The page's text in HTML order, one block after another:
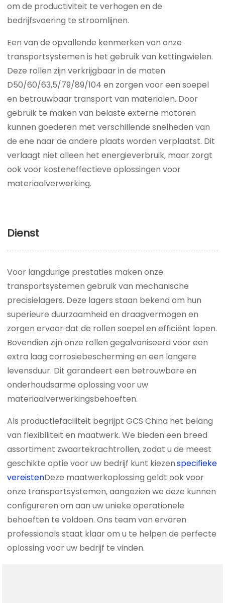
om de productiviteit te verhogen en de
bedrijfsvoering te stroomlijnen.
Een van de opvallende kenmerken van onze
transportsystemen is het gebruik van kettingwielen.
Deze rollen zijn verkrijgbaar in de maten
D50/60/63,5/79/89/104 en zorgen voor een soepel
en betrouwbaar transport van materialen. Door
gebruik te maken van belaste externe motoren
kunnen goederen met verschillende snelheden van
de ene naar de andere plaats worden verplaatst. Dit
verlaagt niet alleen het energieverbruik, maar zorgt
ook voor kosteneffectieve oplossingen voor
materiaalverwerking.
Dienst
Voor langdurige prestaties maken onze
transportsystemen gebruik van mechanische
precisielagers. Deze lagers staan ​​bekend om hun
superieure duurzaamheid en draagvermogen en
zorgen ervoor dat de rollen soepel en efficiënt lopen.
Bovendien zijn onze rollen gegalvaniseerd voor een
extra laag corrosiebescherming en een langere
levensduur. Dit garandeert een betrouwbare en
onderhoudsarme oplossing voor uw
materiaalverwerkingsbehoeften.
Als productiefaciliteit begrijpt GCS China het belang
van flexibiliteit en maatwerk. We bieden een breed
assortiment zwaartekrachtrollen, zodat u de meest
geschikte optie voor uw bedrijf kunt kiezen.specifieke
vereistenDeze maatwerkoplossing geldt ook voor
onze transportsystemen, aangezien we deze kunnen
configureren om aan uw unieke operationele
behoeften te voldoen. Ons team van ervaren
professionals staat klaar om u te helpen de perfecte
oplossing voor uw bedrijf te vinden.